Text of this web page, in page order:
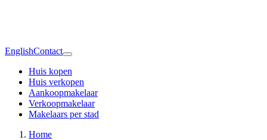
EnglishContact
Huis kopen
Huis verkopen
Aankoopmakelaar
Verkoopmakelaar
Makelaars per stad
Home